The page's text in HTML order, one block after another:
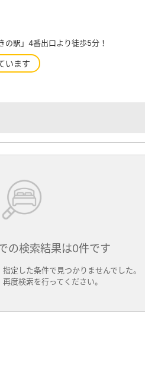
の駅」4番出口より徒歩5分！
います
の検索結果は0件です
定した条件で見つかりませんでした。
度検索を行ってください。